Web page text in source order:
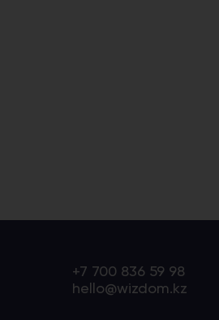
+7 700 836 59 98
hello@wizdom.kz